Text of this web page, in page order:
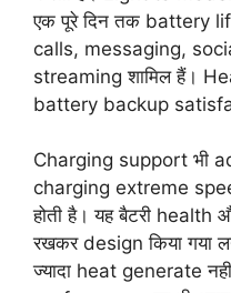
एक पूरे दिन तक battery
calls, messaging,
streaming शामिल हैं।
battery backup
Charging support भी
charging extreme
होती है। यह बैटरी
रखकर design किया
ज्यादा heat generate